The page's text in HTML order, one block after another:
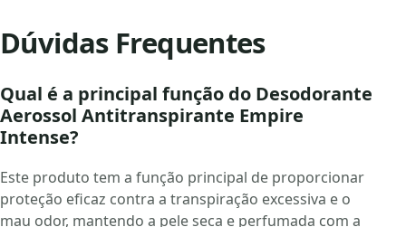
Dúvidas Frequentes
Qual é a principal função do Desodorante
Aerossol Antitranspirante Empire
Intense?
Este produto tem a função principal de proporcionar
proteção eficaz contra a transpiração excessiva e o
mau odor, mantendo a pele seca e perfumada com a